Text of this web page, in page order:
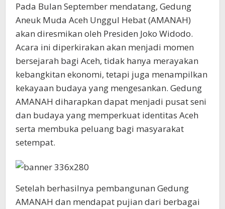
Pada Bulan September mendatang, Gedung
Aneuk Muda Aceh Unggul Hebat (AMANAH)
akan diresmikan oleh Presiden Joko Widodo.
Acara ini diperkirakan akan menjadi momen
bersejarah bagi Aceh, tidak hanya merayakan
kebangkitan ekonomi, tetapi juga menampilkan
kekayaan budaya yang mengesankan. Gedung
AMANAH diharapkan dapat menjadi pusat seni
dan budaya yang memperkuat identitas Aceh
serta membuka peluang bagi masyarakat
setempat.
Setelah berhasilnya pembangunan Gedung
AMANAH dan mendapat pujian dari berbagai